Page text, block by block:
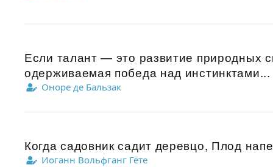
Если талант — это развитие природных
одерживаемая победа над инстинктами...
Оноре де Бальзак
Когда садовник садит деревцо, Плод
Иоганн Вольфганг Гёте